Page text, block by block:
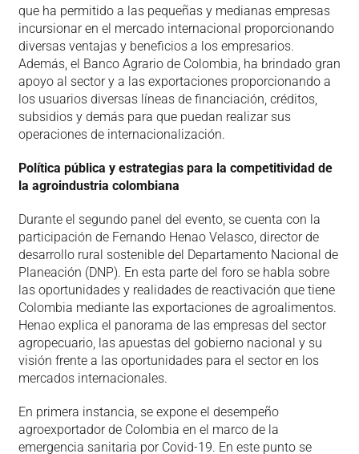
que ha permitido a las pequeñas y medianas empresas
incursionar en el mercado internacional proporcionando
diversas ventajas y beneficios a los empresarios.
Además, el Banco Agrario de Colombia, ha brindado gran
apoyo al sector y a las exportaciones proporcionando a
los usuarios diversas líneas de financiación, créditos,
subsidios y demás para que puedan realizar sus
operaciones de internacionalización.
Política pública y estrategias para la competitividad de
la agroindustria colombiana
Durante el segundo panel del evento, se cuenta con la
participación de Fernando Henao Velasco, director de
desarrollo rural sostenible del Departamento Nacional de
Planeación (DNP). En esta parte del foro se habla sobre
las oportunidades y realidades de reactivación que tiene
Colombia mediante las exportaciones de agroalimentos.
Henao explica el panorama de las empresas del sector
agropecuario, las apuestas del gobierno nacional y su
visión frente a las oportunidades para el sector en los
mercados internacionales.
En primera instancia, se expone el desempeño
agroexportador de Colombia en el marco de la
emergencia sanitaria por Covid-19. En este punto se